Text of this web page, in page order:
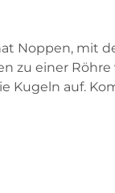
Noppen, mit
zu einer
Kugeln auf.